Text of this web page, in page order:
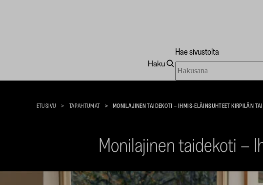
Haku
Hae sivustolta
sivustolta
ETUSIVU TAPAHTUMAT MONILAJINEN TAIDEKOTI – IHMIS-ELÄINSUHTEET KIRPILÄN
Monilajinen taidekoti –